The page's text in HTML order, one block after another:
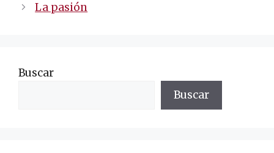
entradas
La pasión
Buscar
Buscar